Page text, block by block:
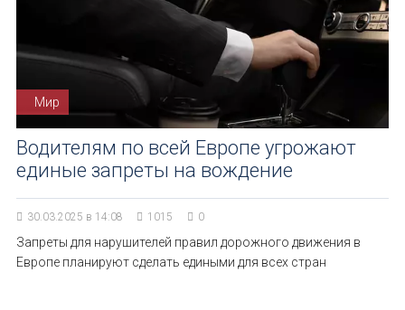
Мир
Водителям по всей Европе угрожают
единые запреты на вождение
30.03.2025 в 14:08 1015 0
Запреты для нарушителей правил дорожного движения в
Европе планируют сделать едиными для всех стран